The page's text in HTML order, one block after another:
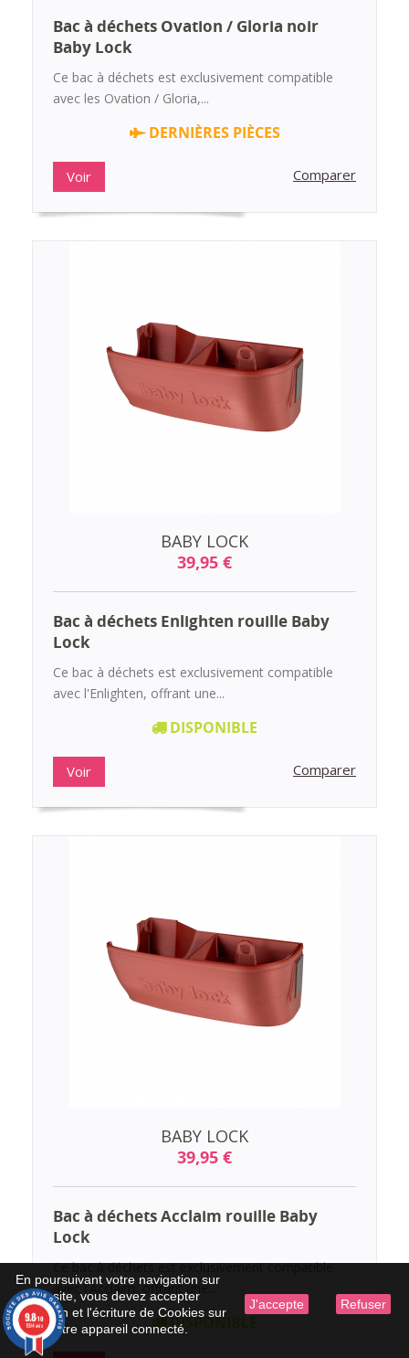
Bac à déchets Ovation / Gloria noir
Baby Lock
Ce bac à déchets est exclusivement compatible
avec les Ovation / Gloria,...
DERNIÈRES PIÈCES
Voir Comparer
BABY LOCK
39,95 €
Bac à déchets Enlighten rouille Baby
Lock
Ce bac à déchets est exclusivement compatible
avec l'Enlighten, offrant une...
DISPONIBLE
Voir Comparer
BABY LOCK
39,95 €
Bac à déchets Acclaim rouille Baby
Lock
Ce bac à déchets est exclusivement compatible
avec l'Acclaim, offrant une...
DISPONIBLE
En poursuivant votre navigation sur
ce site, vous devez accepter
l’utilisation et l'écriture de Cookies sur
votre appareil connecté.
J'accepte Refuser
9.8/10
1594 avis